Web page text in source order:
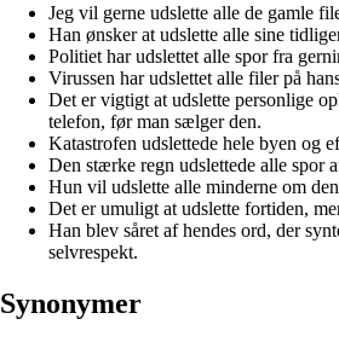
Jeg vil gerne udslette alle de gamle
Han ønsker at udslette alle sine
Politiet har udslettet alle spor fra
Virussen har udslettet alle filer på
Det er vigtigt at udslette personlige
telefon, før man sælger den.
Katastrofen udslettede hele byen og
Den stærke regn udslettede alle spor
Hun vil udslette alle minderne om
Det er umuligt at udslette fortiden,
Han blev såret af hendes ord, der
selvrespekt.
Synonymer